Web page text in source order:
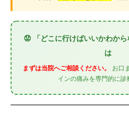
😟 「どこに行けばいいかわか
は
まずは当院へご相談ください。
お口
インの痛みを専門的に診